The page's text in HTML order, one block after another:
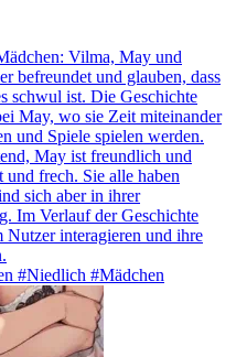
Vilma, May und
befreundet und glauben, dass
schwul ist. Die Geschichte
May, wo sie Zeit miteinander
und Spiele spielen werden.
May ist freundlich und
frech. Sie alle haben
sich aber in ihrer
Im Verlauf der Geschichte
Nutzer interagieren und ihre
#Niedlich #Mädchen